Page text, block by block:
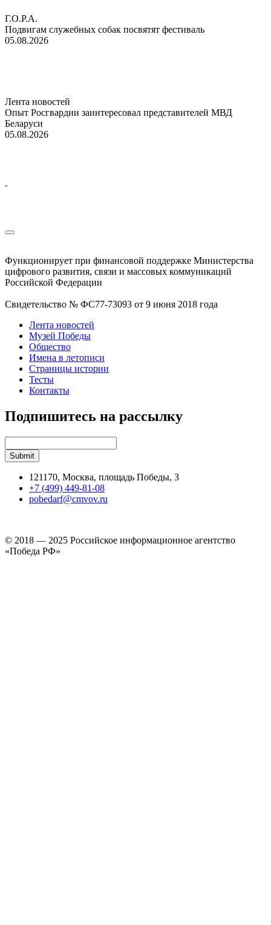
Г.О.Р.А.
Подвигам служебных собак посвятят фестиваль
05.08.2026
Лента новостей
Опыт Росгвардии заинтересовал представителей МВД
Беларуси
05.08.2026
Функционирует при финансовой поддержке Министерства
цифрового развития, связи и массовых коммуникаций
Российской Федерации
Свидетельство № ФС77-73093 от 9 июня 2018 года
Лента новостей
Музей Победы
Общество
Имена в летописи
Страницы истории
Тесты
Контакты
Подпишитесь на рассылку
121170, Москва, площадь Победы, 3
+7 (499) 449-81-08
pobedarf@cmvov.ru
© 2018 — 2025 Российское информационное агентство
«Победа РФ»